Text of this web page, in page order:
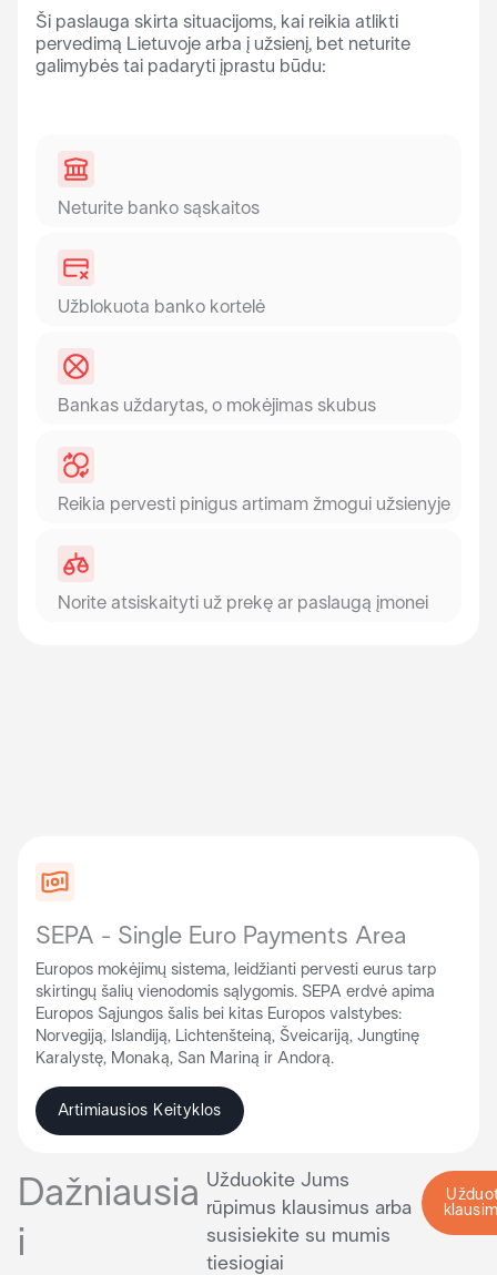
Ši paslauga skirta situacijoms, kai reikia atlikti
pervedimą Lietuvoje arba į užsienį, bet neturite
galimybės tai padaryti įprastu būdu:
Neturite banko sąskaitos
Užblokuota banko kortelė
Bankas uždarytas, o mokėjimas skubus
Reikia pervesti pinigus artimam žmogui užsienyje
Norite atsiskaityti už prekę ar paslaugą įmonei
SEPA - Single Euro Payments Area
Europos mokėjimų sistema, leidžianti pervesti eurus tarp
skirtingų šalių vienodomis sąlygomis. SEPA erdvė apima
Europos Sąjungos šalis bei kitas Europos valstybes:
Norvegiją, Islandiją, Lichtenšteiną, Šveicariją, Jungtinę
Karalystę, Monaką, San Mariną ir Andorą.
Artimiausios Keityklos
Dažniausia
i
Užduokite Jums
rūpimus klausimus arba
susisiekite su mumis
tiesiogiai